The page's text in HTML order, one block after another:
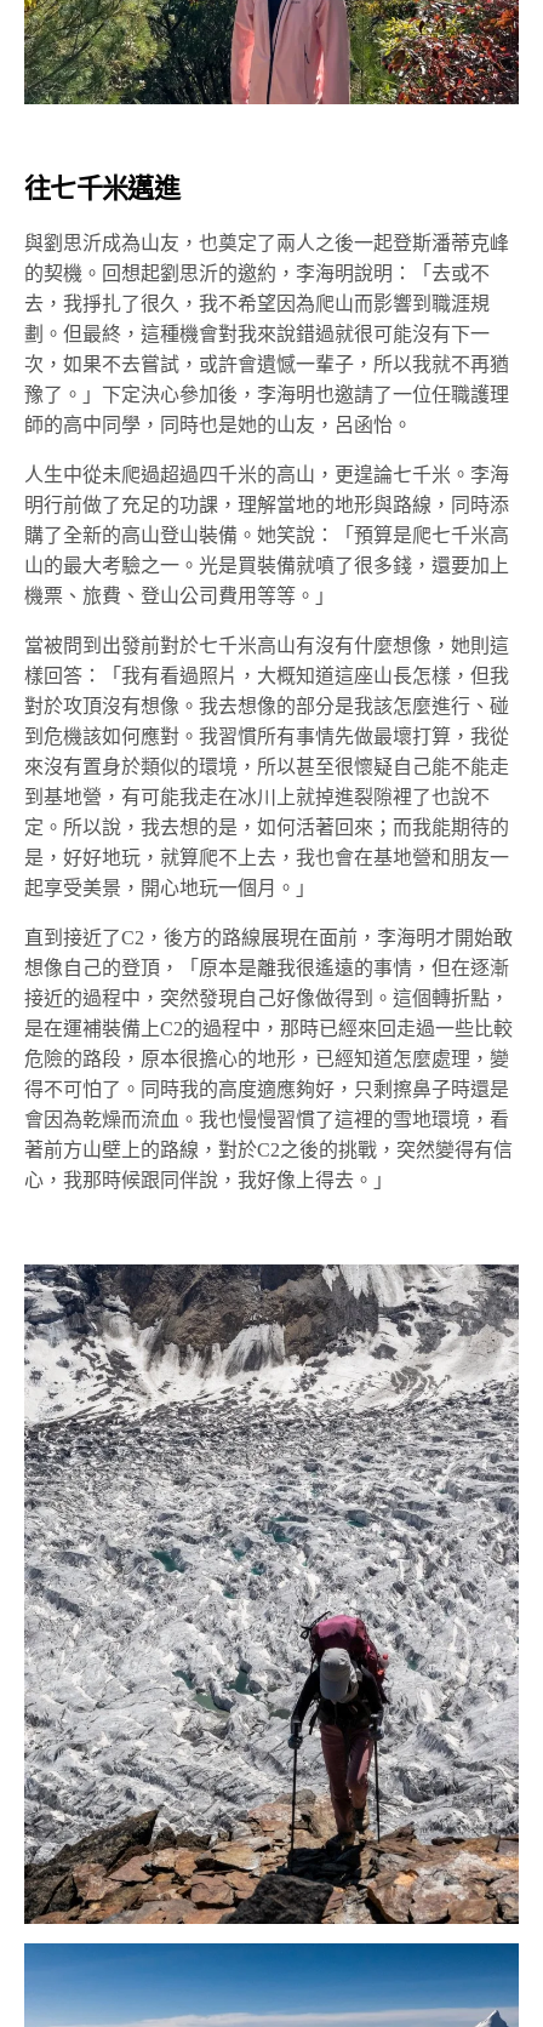
往七千米邁進
與劉思沂成為山友，也奠定了兩人之後一起登斯潘蒂克峰
的契機。回想起劉思沂的邀約，李海明說明：「去或不
去，我掙扎了很久，我不希望因為爬山而影響到職涯規
劃。但最終，這種機會對我來說錯過就很可能沒有下一
次，如果不去嘗試，或許會遺憾一輩子，所以我就不再猶
豫了。」下定決心參加後，李海明也邀請了一位任職護理
師的高中同學，同時也是她的山友，呂函怡。
人生中從未爬過超過四千米的高山，更遑論七千米。李海
明行前做了充足的功課，理解當地的地形與路線，同時添
購了全新的高山登山裝備。她笑說：「預算是爬七千米高
山的最大考驗之一。光是買裝備就噴了很多錢，還要加上
機票、旅費、登山公司費用等等。」
當被問到出發前對於七千米高山有沒有什麼想像，她則這
樣回答：「我有看過照片，大概知道這座山長怎樣，但我
對於攻頂沒有想像。我去想像的部分是我該怎麼進行、碰
到危機該如何應對。我習慣所有事情先做最壞打算，我從
來沒有置身於類似的環境，所以甚至很懷疑自己能不能走
到基地營，有可能我走在冰川上就掉進裂隙裡了也說不
定。所以說，我去想的是，如何活著回來；而我能期待的
是，好好地玩，就算爬不上去，我也會在基地營和朋友一
起享受美景，開心地玩一個月。」
直到接近了C2，後方的路線展現在面前，李海明才開始敢
想像自己的登頂，「原本是離我很遙遠的事情，但在逐漸
接近的過程中，突然發現自己好像做得到。這個轉折點，
是在運補裝備上C2的過程中，那時已經來回走過一些比較
危險的路段，原本很擔心的地形，已經知道怎麼處理，變
得不可怕了。同時我的高度適應夠好，只剩擦鼻子時還是
會因為乾燥而流血。我也慢慢習慣了這裡的雪地環境，看
著前方山壁上的路線，對於C2之後的挑戰，突然變得有信
心，我那時候跟同伴說，我好像上得去。」